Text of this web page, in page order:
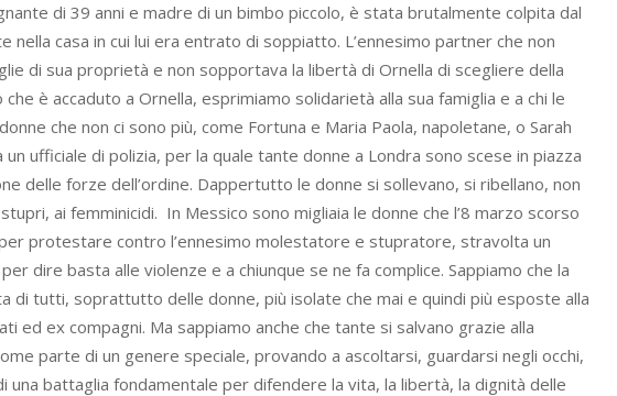
di 39 anni e madre di un bimbo piccolo, è stata brutalmente colpita dal
casa in cui lui era entrato di soppiatto. L’ennesimo partner che non
di sua proprietà e non sopportava la libertà di Ornella di scegliere della
è accaduto a Ornella, esprimiamo solidarietà alla sua famiglia e a chi le
che non ci sono più, come Fortuna e Maria Paola, napoletane, o Sarah
ufficiale di polizia, per la quale tante donne a Londra sono scese in piazza
delle forze dell’ordine. Dappertutto le donne si sollevano, si ribellano, non
ai femminicidi. In Messico sono migliaia le donne che l’8 marzo scorso
protestare contro l’ennesimo molestatore e stupratore, stravolta un
dire basta alle violenze e a chiunque se ne fa complice. Sappiamo che la
di tutti, soprattutto delle donne, più isolate che mai e quindi più esposte alla
ed ex compagni. Ma sappiamo anche che tante si salvano grazie alla
parte di un genere speciale, provando a ascoltarsi, guardarsi negli occhi,
battaglia fondamentale per difendere la vita, la libertà, la dignità delle